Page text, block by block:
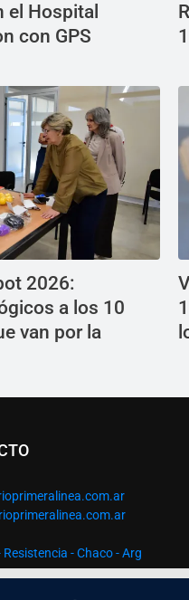
el Hospital
con GPS
2026:
a los 10
van por la
- Chaco - Arg